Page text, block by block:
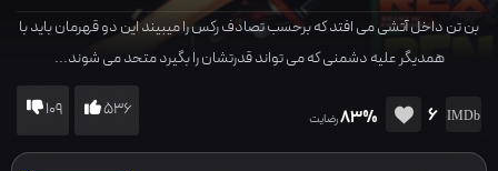
بن تن داخل آتشی می افتد که برحسب تصادف رکس را میبیند این دو قهرمان باید با
همدیگر علیه دشمنی که می تواند قدرتشان را بگیرد متحد می شوند...
6
83%رضایت 536
109